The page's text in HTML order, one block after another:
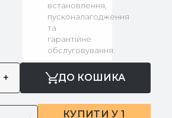
встановлення,
пусконалагодження
та
гарантійне
обслуговування.
+ ДО КОШИКА
КУПИТИ У 1